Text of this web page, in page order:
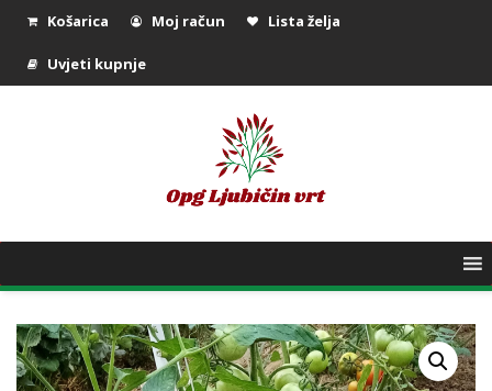
Košarica Moj račun Lista želja
Uvjeti kupnje